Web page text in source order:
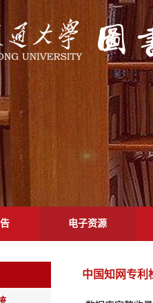
电子资源
中国知网专利